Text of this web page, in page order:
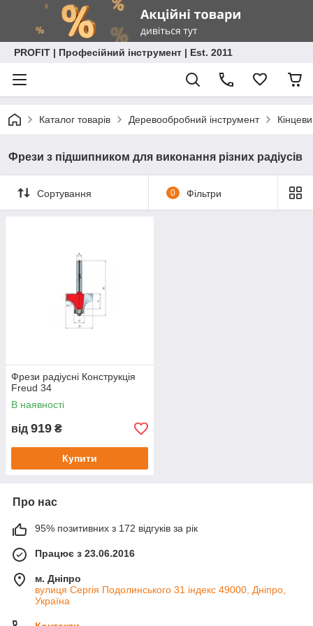
PROFIT | Професійний інструмент | Est. 2011
Каталог товарів Деревообробний інструмент
Фрези з підшипником для виконання різних радіусів
Сортування 0 Фільтри
Фрези радіусні Конструкція
Freud 34
В наявності
від 919 ₴
Купити
Про нас
95% позитивних з 172 відгуків за рік
Працює з 23.06.2016
м. Дніпро
вулиця Сергія Подолинського 31 індекс 49000, Дніпро,
Україна